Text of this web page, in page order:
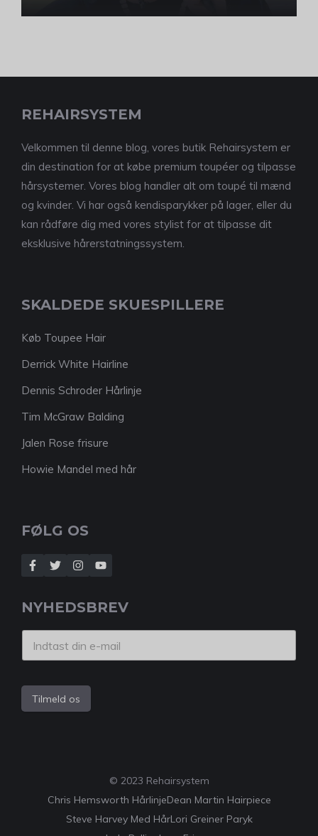
REHAIRSYSTEM
Velkommen til denne blog, vores butik Rehairsystem er
din destination for at købe premium toupéer og tilpasse
hårsystemer. Vores blog handler alt om toupé til mænd
og kvinder. Vi har også kendisparykker på lager, eller du
kan rådføre dig med vores stylist for at tilpasse dit
eksklusive hårerstatningssystem.
SKALDEDE SKUESPILLERE
Køb Toupee Hair
Derrick White Hairline
Dennis Schroder Hårlinje
Tim McGraw Balding
Jalen Rose frisure
Howie Mandel med hår
FØLG OS
NYHEDSBREV
Tilmeld os
© 2023 Rehairsystem
Chris Hemsworth HårlinjeDean Martin Hairpiece
Steve Harvey Med HårLori Greiner Paryk